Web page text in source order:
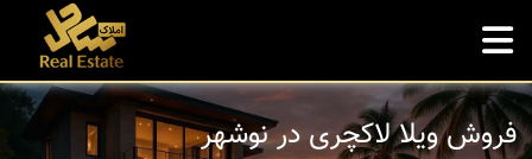
فروش ویلا لاکچری در نوشهر